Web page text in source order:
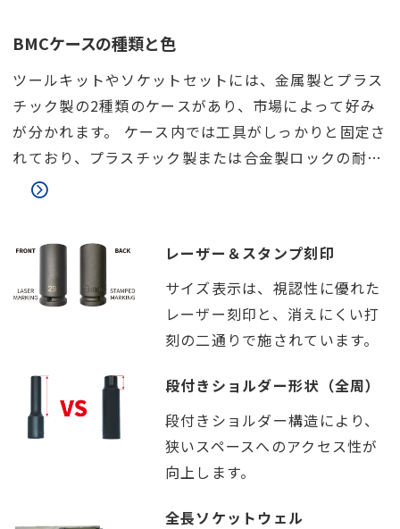
BMCケースの種類と色
ツールキットやソケットセットには、金属製とプラス
チック製の2種類のケースがあり、市場によって好み
が分かれます。 ケース内では工具がしっかりと固定さ
れており、プラスチック製または合金製ロックの耐久
性も重要な要素です。 また、ケースの上下部をつなぐ
レーザー＆スタンプ刻印
サイズ表示は、視認性に優れた
レーザー刻印と、消えにくい打
刻の二通りで施されています。
段付きショルダー形状（全周）
段付きショルダー構造により、
狭いスペースへのアクセス性が
向上します。
全長ソケットウェル